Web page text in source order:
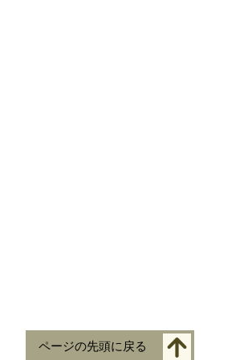
ページの先頭に戻る